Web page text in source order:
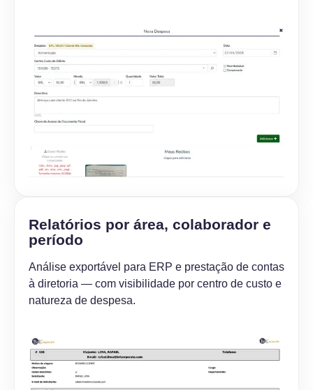
Relatórios por área, colaborador e
período
Análise exportável para ERP e prestação de contas
à diretoria — com visibilidade por centro de custo e
natureza de despesa.